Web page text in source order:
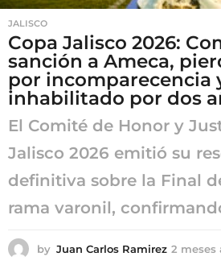
JALISCO
Copa Jalisco 2026:
sanción a Ameca,
por incomparecencia
inhabilitado por dos
El Comité de Honor y
Jalisco 2026 emitió su
definitiva sobre la Final
rama varonil,
by Juan Carlos Ramirez 2 meses